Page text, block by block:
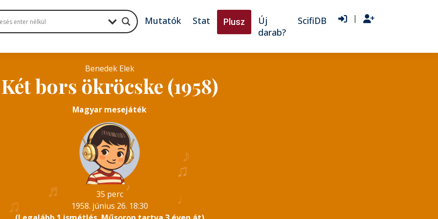
Mutatók Stat Plusz
Új
darab?
ScifiDB |
♫
♬
♪
Benedek Elek
Két bors ökröcske (1958)
Magyar mesejáték
35 perc
1958. június 26. 18:30